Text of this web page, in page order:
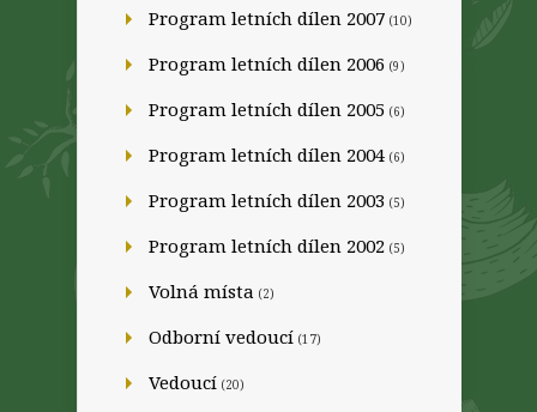
Program letních dílen 2007 (10)
Program letních dílen 2006 (9)
Program letních dílen 2005 (6)
Program letních dílen 2004 (6)
Program letních dílen 2003 (5)
Program letních dílen 2002 (5)
Volná místa (2)
Odborní vedoucí (17)
Vedoucí (20)